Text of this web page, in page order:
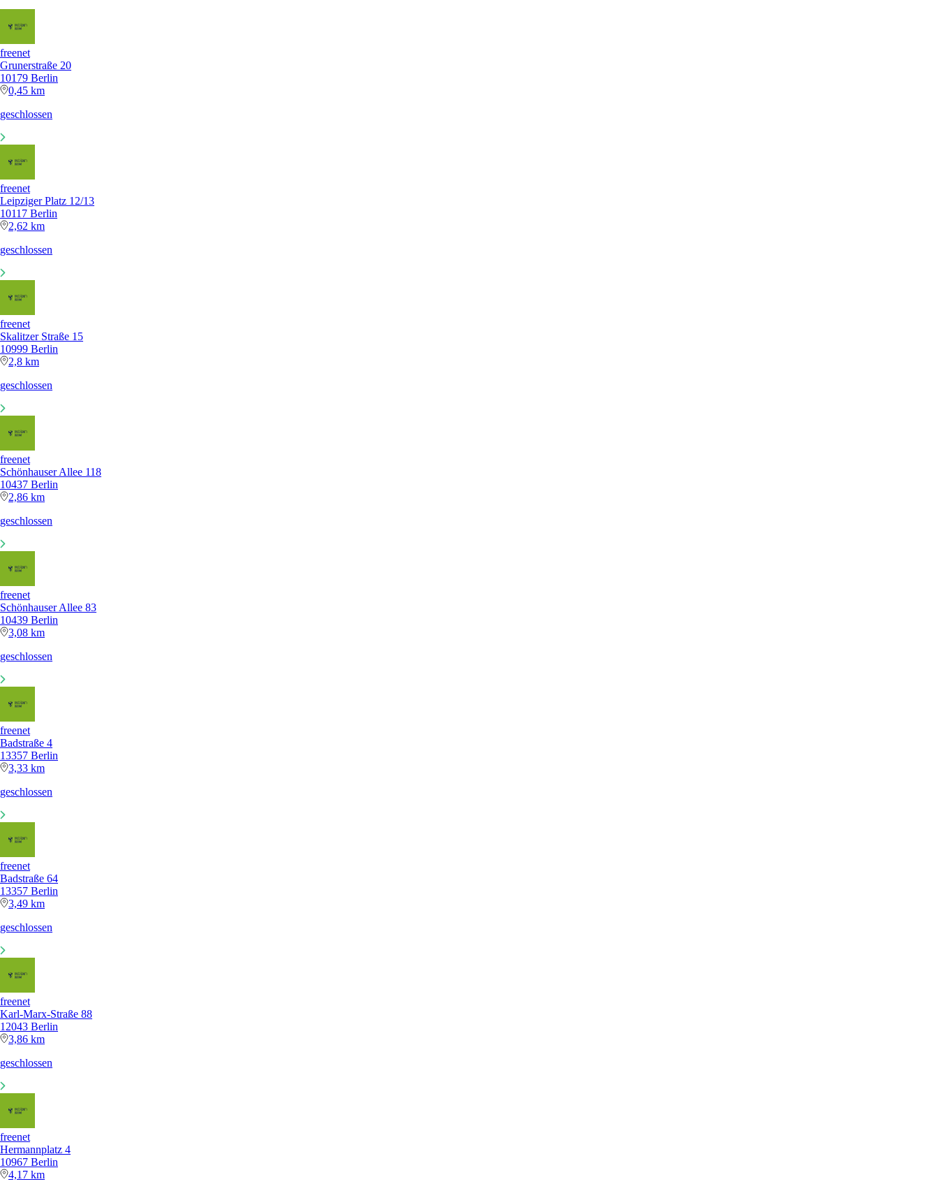
freenet
Grunerstraße 20
10179 Berlin
0,45 km
geschlossen
freenet
Leipziger Platz 12/13
10117 Berlin
2,62 km
geschlossen
freenet
Skalitzer Straße 15
10999 Berlin
2,8 km
geschlossen
freenet
Schönhauser Allee 118
10437 Berlin
2,86 km
geschlossen
freenet
Schönhauser Allee 83
10439 Berlin
3,08 km
geschlossen
freenet
Badstraße 4
13357 Berlin
3,33 km
geschlossen
freenet
Badstraße 64
13357 Berlin
3,49 km
geschlossen
freenet
Karl-Marx-Straße 88
12043 Berlin
3,86 km
geschlossen
freenet
Hermannplatz 4
10967 Berlin
4,17 km